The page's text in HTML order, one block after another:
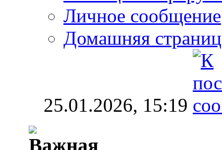
Личное сообщение
Домашняя
25.01.2026, 15:19